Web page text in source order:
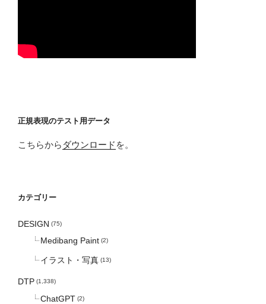
正規表現のテスト用データ
こちらから ダウンロード を。
カテゴリー
DESIGN (75)
Medibang Paint (2)
イラスト・写真 (13)
DTP (1,338)
ChatGPT (2)